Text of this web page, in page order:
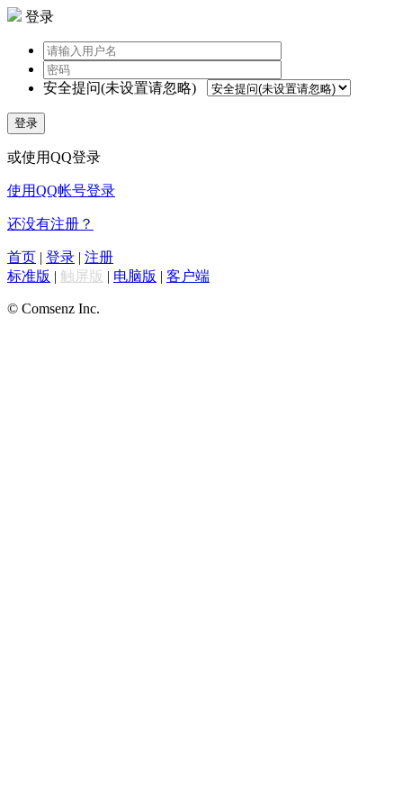
登录
安全提问(未设置请忽略)
登录
或使用QQ登录
使用QQ帐号登录
还没有注册？
首页 | 登录 | 注册
标准版 | 触屏版 | 电脑版 | 客户端
© Comsenz Inc.